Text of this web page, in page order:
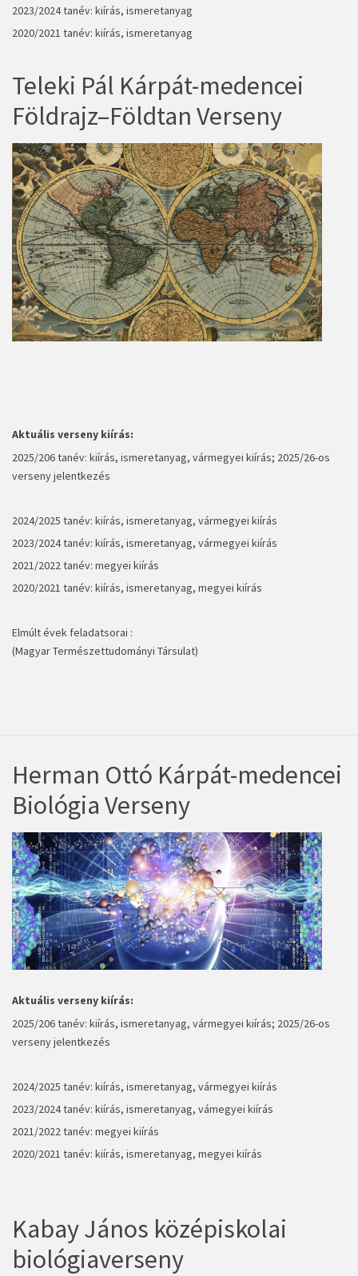
2023/2024 tanév: kiírás, ismeretanyag
2020/2021 tanév: kiírás, ismeretanyag
Teleki Pál Kárpát-medencei
Földrajz–Földtan Verseny
Aktuális verseny kiírás:
2025/206 tanév: kiírás, ismeretanyag, vármegyei kiírás; 2025/26-os
verseny jelentkezés
2024/2025 tanév: kiírás, ismeretanyag, vármegyei kiírás
2023/2024 tanév: kiírás, ismeretanyag, vármegyei kiírás
2021/2022 tanév: megyei kiírás
2020/2021 tanév: kiírás, ismeretanyag, megyei kiírás
Elmúlt évek feladatsorai :
(Magyar Természettudományi Társulat)
Herman Ottó Kárpát-medencei
Biológia Verseny
Aktuális verseny kiírás:
2025/206 tanév: kiírás, ismeretanyag, vármegyei kiírás; 2025/26-os
verseny jelentkezés
2024/2025 tanév: kiírás, ismeretanyag, vármegyei kiírás
2023/2024 tanév: kiírás, ismeretanyag, vámegyei kiírás
2021/2022 tanév: megyei kiírás
2020/2021 tanév: kiírás, ismeretanyag, megyei kiírás
Kabay János középiskolai
biológiaverseny